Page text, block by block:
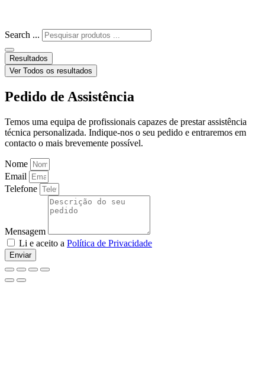
Search ...
Resultados
Ver Todos os resultados
Pedido de Assistência
Temos uma equipa de profissionais capazes de prestar assistência
técnica personalizada. Indique-nos o seu pedido e entraremos em
contacto o mais brevemente possível.
Nome
Email
Telefone
Mensagem
Li e aceito a Política de Privacidade
Enviar